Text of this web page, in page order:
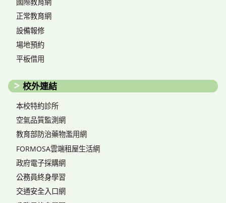
正常教育網
設備報修
場地預約
平板借用
校外連結
本校特約診所
空氣品質監測網
教育部防治藥物濫用網
FORMOSA雲端租屋生活網
政府電子採購網
公務員終身學習
交通安全入口網